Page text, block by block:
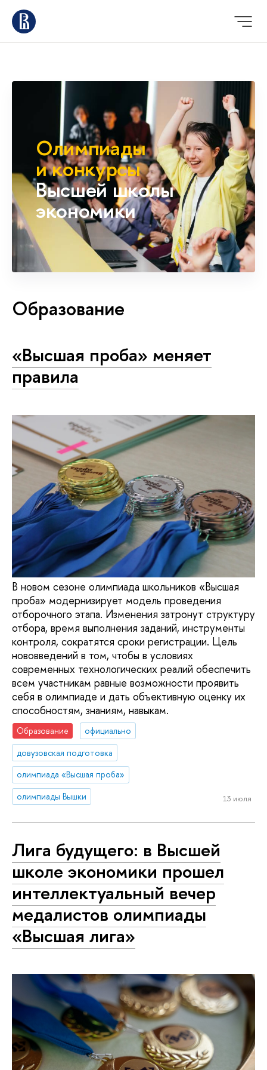
Олимпиады
и конкурсы
Высшей школы
экономики
Образование
«Высшая проба» меняет
правила
В новом сезоне олимпиада школьников «Высшая
проба» модернизирует модель проведения
отборочного этапа. Изменения затронут структуру
отбора, время выполнения заданий, инструменты
контроля, сократятся сроки регистрации. Цель
нововведений в том, чтобы в условиях
современных технологических реалий обеспечить
всем участникам равные возможности проявить
себя в олимпиаде и дать объективную оценку их
способностям, знаниям, навыкам.
Образование
официально
довузовская подготовка
олимпиада «Высшая проба»
олимпиады Вышки
13 июля
Лига будущего: в Высшей
школе экономики прошел
интеллектуальный вечер
медалистов олимпиады
«Высшая лига»